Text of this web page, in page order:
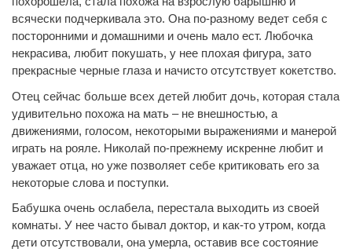
всячески подчеркивала это. Она по-разному ведет себя с
посторонними и домашними и очень мало ест. Любочка
некрасива, любит покушать, у нее плохая фигура, зато
прекрасные черные глаза и начисто отсутствует кокетство.
Отец сейчас больше всех детей любит дочь, которая стала
удивительно похожа на мать – не внешностью, а
движениями, голосом, некоторыми выражениями и манерой
играть на рояле. Николай по-прежнему искренне любит и
уважает отца, но уже позволяет себе критиковать его за
некоторые слова и поступки.
Бабушка очень ослабела, перестала выходить из своей
комнаты. У нее часто бывал доктор, и как-то утром, когда
дети отсутствовали, она умерла, оставив все состояние